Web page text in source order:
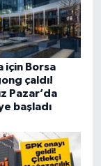
için Borsa
çaldı!
Pazar’da
başladı